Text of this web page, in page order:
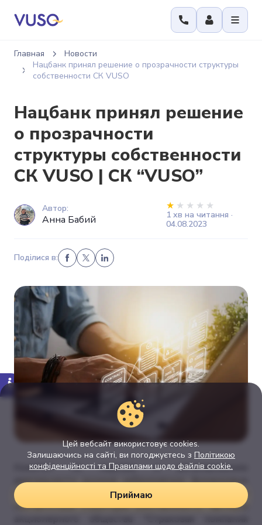
Главная
Новости
Нацбанк принял решение о прозрачности структуры
собственности СК VUSO
Нацбанк принял решение
о прозрачности
структуры собственности
СК VUSO | СК “VUSO”
Автор:
Анна Бабий
1 хв на читання ·
04.08.2023
Поділися в:
Комитет по надзору и регулированию
деятельности рынков небанковских финансовых
услуг Национального банка Украины подтвердил
соответствие структуры собственности Частного
Цей вебсайт використовує cookies.
Залишаючись на сайті, ви погоджуєтесь з Політикою
конфіденційності та Правилами щодо файлів cookie.
Приймаю